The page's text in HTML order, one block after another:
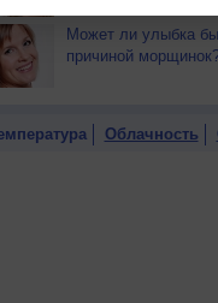
Может ли улыбка
причиной
Облачность